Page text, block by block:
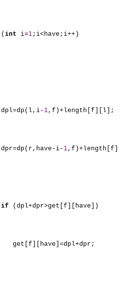
( int i=1;i<have;i++)
dpl=dp(l,i- 1,f)+length[f][l];
dpr=dp(r,have-i- 1,f)+length[f]
if (dpl+dpr>get[f][have])
get[f][have]=dpl+dpr;